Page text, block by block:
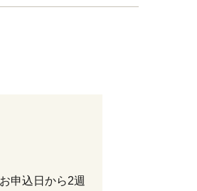
申込日から2週